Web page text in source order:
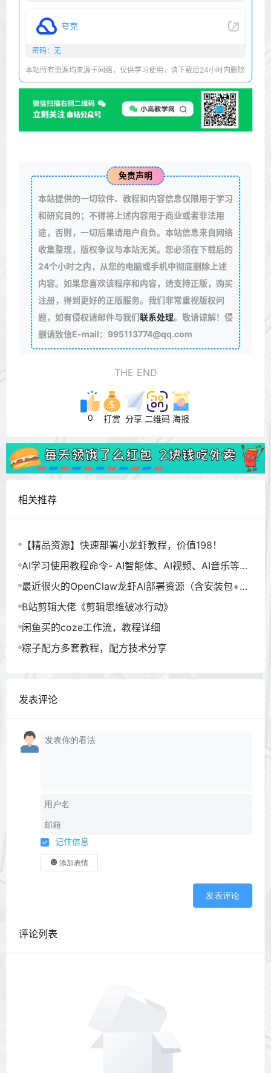
夸克
密码：无
本站所有资源均来源于网络，仅供学习使用，请下载后24小时内删除
免责声明
本站提供的一切软件、教程和内容信息仅限用于学习
和研究目的；不得将上述内容用于商业或者非法用
途，否则，一切后果请用户自负。本站信息来自网络
收集整理，版权争议与本站无关。您必须在下载后的
24个小时之内，从您的电脑或手机中彻底删除上述
内容。如果您喜欢该程序和内容，请支持正版，购买
注册，得到更好的正版服务。我们非常重视版权问
题，如有侵权请邮件与我们联系处理。敬请谅解！侵
删请致信E-mail：995113774@qq.com
THE END
0 打赏 分享 二维码 海报
相关推荐
【精品资源】快速部署小龙虾教程，价值198！
AI学习使用教程命令- AI智能体、AI视频、AI音乐等
（930GB）
最近很火的OpenClaw龙虾AI部署资源（含安装包+教
程）
B站剪辑大佬《剪辑思维破冰行动》
闲鱼买的coze工作流，教程详细
粽子配方多套教程，配方技术分享
发表评论
记住信息
添加表情
发表评论
评论列表